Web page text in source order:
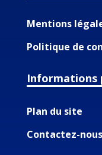
Mentions
Politique de
Informations
Plan du site
Contactez-nous